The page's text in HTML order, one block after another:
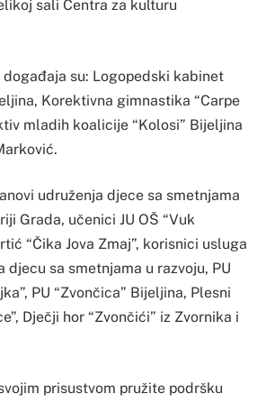
sali Centra za kulturu
su: Logopedski kabinet
Korektivna gimnastika “Carpe
mladih koalicije “Kolosi” Bijeljina
udruženja djece sa smetnjama
Grada, učenici JU OŠ “Vuk
“Čika Jova Zmaj”, korisnici usluga
djecu sa smetnjama u razvoju, PU
PU “Zvončica” Bijeljina, Plesni
Dječji hor “Zvončići” iz Zvornika i
prisustvom pružite podršku